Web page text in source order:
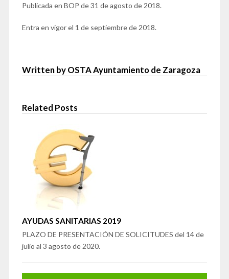
Publicada en BOP de 31 de agosto de 2018.
Entra en vigor el 1 de septiembre de 2018.
Written by OSTA Ayuntamiento de Zaragoza
Related Posts
AYUDAS SANITARIAS 2019
PLAZO DE PRESENTACIÓN DE SOLICITUDES del 14 de
julio al 3 agosto de 2020.